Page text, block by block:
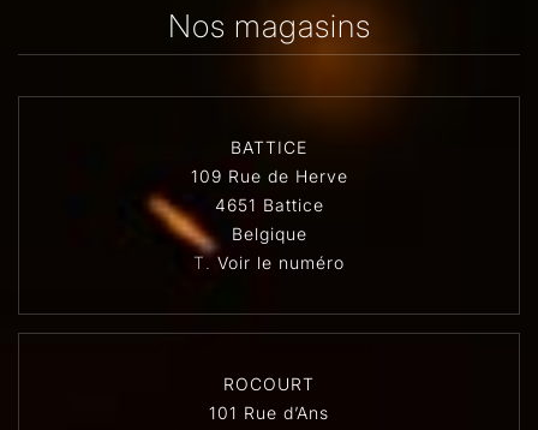
Nos magasins
BATTICE
109 Rue de Herve
4651 Battice
Belgique
T. Voir le numéro
ROCOURT
101 Rue d’Ans